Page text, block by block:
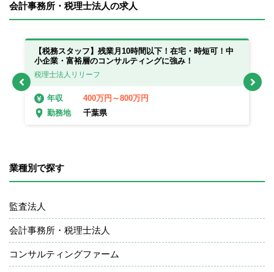
会計事務所・税理士法人の求人
【税務スタッフ】残業月10時間以下！在宅・時短可！中
小企業・富裕層のコンサルティングに強み！
税理士法人リリーフ
年収
400万円～800万円
勤務地
千葉県
業種別で探す
監査法人
会計事務所・税理士法人
コンサルティングファーム